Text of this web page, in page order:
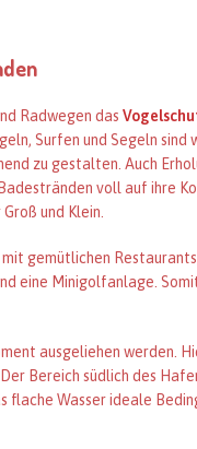
Radwegen das
Surfen und Segeln sind
zu gestalten. Auch
voll auf ihre
und Klein.
gemütlichen
eine Minigolfanlage.
ausgeliehen werden.
Bereich südlich des
Wasser ideale